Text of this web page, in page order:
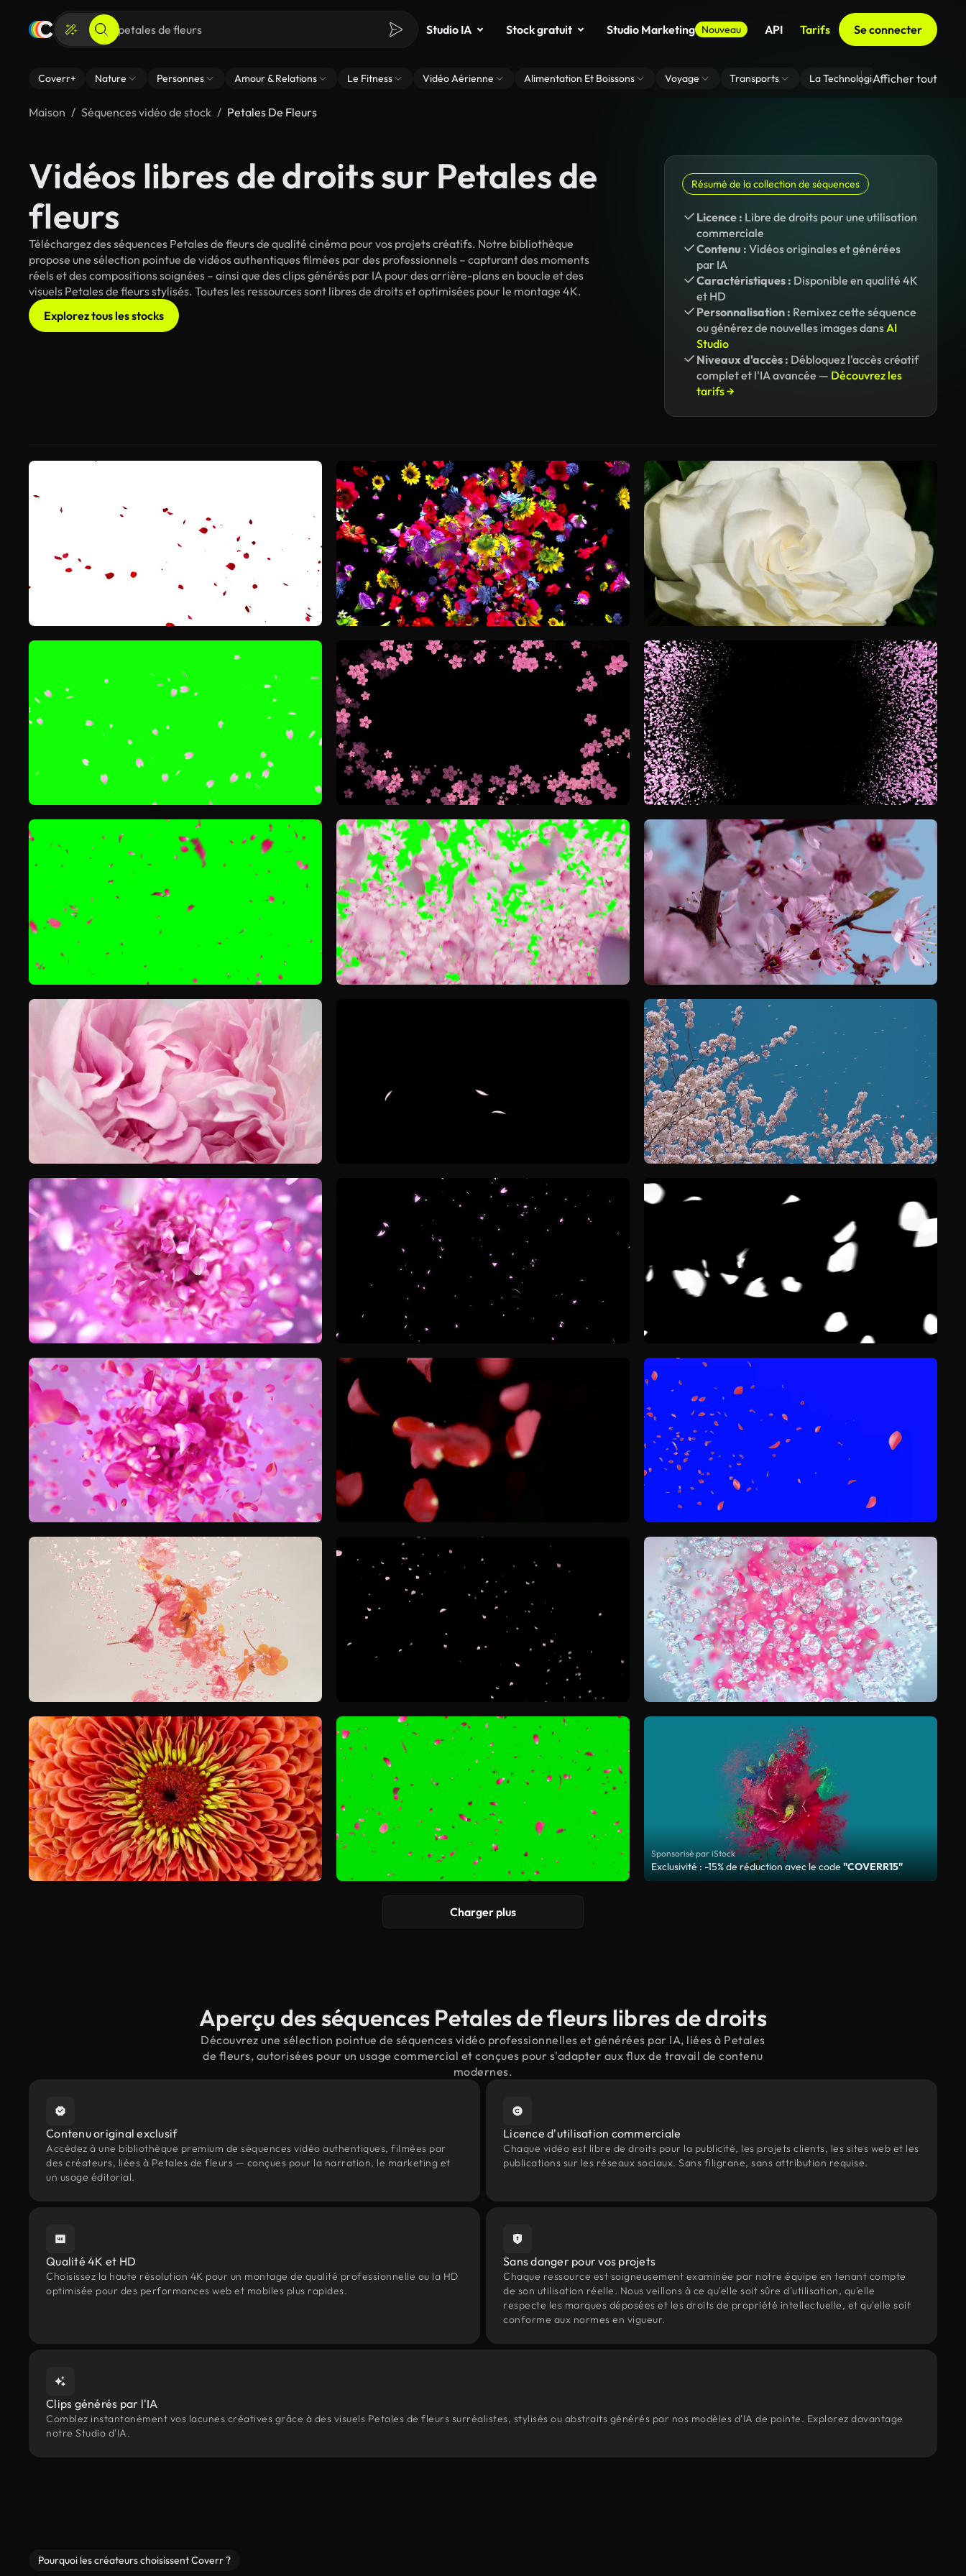
Studio IA Stock gratuit Studio Marketing Nouveau API Tarifs Se connecter
Coverr+ Nature Personnes Amour & Relations Le Fitness Vidéo Aérienne Alimentation Et Boissons Voyage Transports La Technologie Zoom En
Afficher tout
Maison Séquences vidéo de stock Petales De Fleurs
Vidéos libres de droits sur Petales de
fleurs
Téléchargez des séquences Petales de fleurs de qualité cinéma pour vos projets créatifs. Notre bibliothèque
propose une sélection pointue de vidéos authentiques filmées par des professionnels – capturant des moments
réels et des compositions soignées – ainsi que des clips générés par IA pour des arrière-plans en boucle et des
visuels Petales de fleurs stylisés. Toutes les ressources sont libres de droits et optimisées pour le montage 4K.
Explorez tous les stocks
Résumé de la collection de séquences
Licence : Libre de droits pour une utilisation
commerciale
Contenu : Vidéos originales et générées
par IA
Caractéristiques : Disponible en qualité 4K
et HD
Personnalisation : Remixez cette séquence
ou générez de nouvelles images dansAI
Studio
Niveaux d'accès : Débloquez l'accès créatif
complet et l'IA avancée — Découvrez les
tarifs →
Sponsorisé par iStock
Exclusivité : -15% de réduction avec le code "COVERR15"
Charger plus
Aperçu des séquences Petales de fleurs libres de droits
Découvrez une sélection pointue de séquences vidéo professionnelles et générées par IA, liées à Petales
de fleurs, autorisées pour un usage commercial et conçues pour s'adapter aux flux de travail de contenu
modernes.
Contenu original exclusif
Accédez à une bibliothèque premium de séquences vidéo authentiques, filmées par
des créateurs, liées à Petales de fleurs — conçues pour la narration, le marketing et
un usage éditorial.
Licence d'utilisation commerciale
Chaque vidéo est libre de droits pour la publicité, les projets clients, les sites web et les
publications sur les réseaux sociaux. Sans filigrane, sans attribution requise.
Qualité 4K et HD
Choisissez la haute résolution 4K pour un montage de qualité professionnelle ou la HD
optimisée pour des performances web et mobiles plus rapides.
Sans danger pour vos projets
Chaque ressource est soigneusement examinée par notre équipe en tenant compte
de son utilisation réelle. Nous veillons à ce qu'elle soit sûre d'utilisation, qu'elle
respecte les marques déposées et les droits de propriété intellectuelle, et qu'elle soit
conforme aux normes en vigueur.
Clips générés par l'IA
Comblez instantanément vos lacunes créatives grâce à des visuels Petales de fleurs surréalistes, stylisés ou abstraits générés par nos modèles d'IA de pointe. Explorez davantage
notre Studio d'IA.
Pourquoi les créateurs choisissent Coverr ?